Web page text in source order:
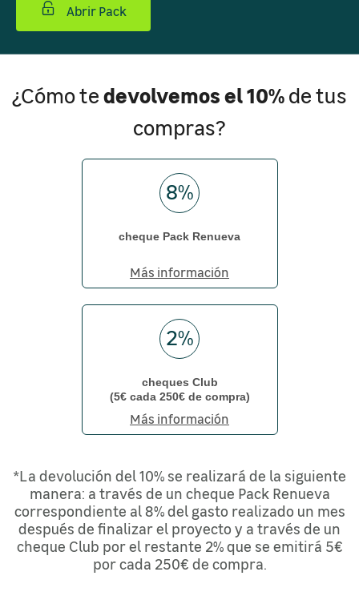
Abrir Pack
¿Cómo tedevolvemos el 10%de tus
compras?
8%
cheque Pack Renueva
Más información
2%
cheques Club
(5€ cada 250€ de compra)
Más información
*La devolución del 10% se realizará de la siguiente
manera: a través de un cheque Pack Renueva
correspondiente al 8% del gasto realizado un mes
después de finalizar el proyecto y a través de un
cheque Club por el restante 2% que se emitirá 5€
por cada 250€ de compra.